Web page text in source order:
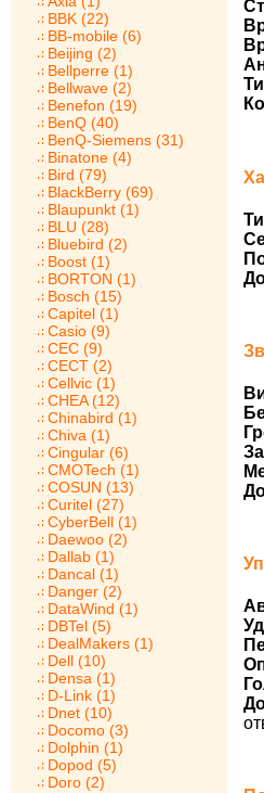
BBK (22)
BB-mobile (6)
Beijing (2)
Bellperre (1)
Bellwave (2)
Benefon (19)
BenQ (40)
BenQ-Siemens (31)
Binatone (4)
Bird (79)
BlackBerry (69)
Blaupunkt (1)
BLU (28)
Bluebird (2)
Boost (1)
BORTON (1)
Bosch (15)
Capitel (1)
Casio (9)
CEC (9)
CECT (2)
Cellvic (1)
CHEA (12)
Chinabird (1)
Chiva (1)
Cingular (6)
CMOTech (1)
COSUN (13)
Curitel (27)
CyberBell (1)
Daewoo (2)
Dallab (1)
Dancal (1)
Danger (2)
DataWind (1)
DBTel (5)
DealMakers (1)
Dell (10)
Densa (1)
D-Link (1)
Dnet (10)
Docomo (3)
Dolphin (1)
Dopod (5)
Doro (2)